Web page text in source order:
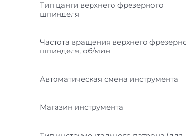
Тип цанги верхнего фрезерного
шпинделя
Частота вращения верхнего
шпинделя, об/мин
Автоматическая смена инструмента
Магазин инструмента